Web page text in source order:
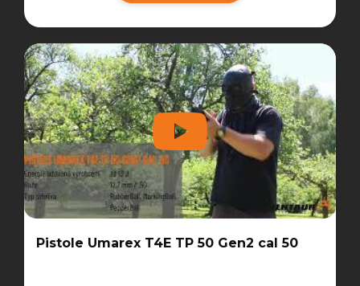
Pistole Umarex T4E TP 50 Gen2 cal 50